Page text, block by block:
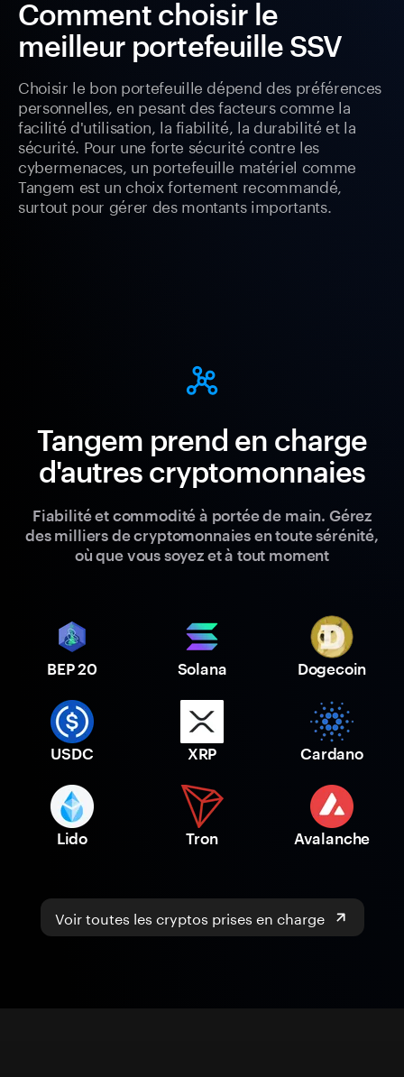
Comment choisir le
meilleur portefeuille SSV
Choisir le bon portefeuille dépend des préférences
personnelles, en pesant des facteurs comme la
facilité d'utilisation, la fiabilité, la durabilité et la
sécurité. Pour une forte sécurité contre les
cybermenaces, un portefeuille matériel comme
Tangem est un choix fortement recommandé,
surtout pour gérer des montants importants.
Tangem prend en charge
d'autres cryptomonnaies
Fiabilité et commodité à portée de main. Gérez
des milliers de cryptomonnaies en toute sérénité,
où que vous soyez et à tout moment
BEP 20 Solana Dogecoin
USDC XRP Cardano
Lido Tron Avalanche
Voir toutes les cryptos prises en charge